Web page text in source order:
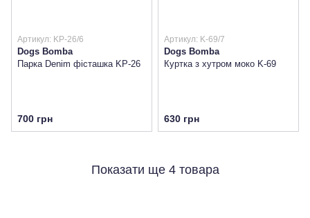
Артикул: KP-26/6
Dogs Bomba
Парка Denim фісташка KP-26
700 грн
Артикул: K-69/7
Dogs Bomba
Куртка з хутром моко K-69
630 грн
Показати ще 4 товара